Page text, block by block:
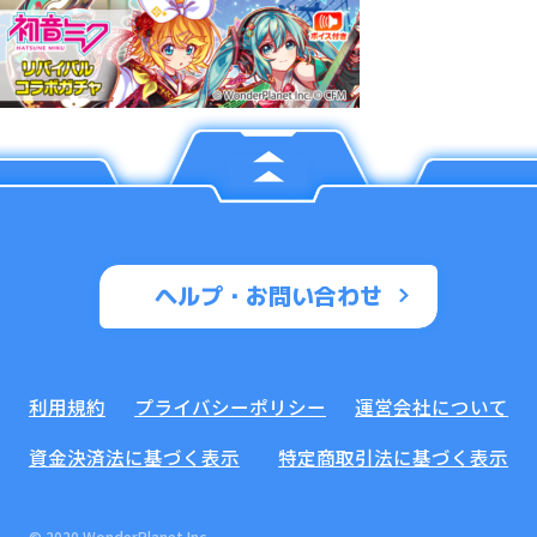
ヘルプ・お問い合わせ
利用規約 プライバシーポリシー
運営会社について
資金決済法に基づく表示
特定商取引法に基づく表示